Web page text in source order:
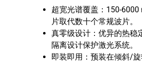
超宽光谱覆盖：150-6000
片取代数十个常规波片。
真零级设计：优异的热稳
隔离设计保护激光系统。
即装即用：预装在倾斜/旋